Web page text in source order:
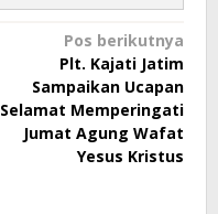
Pos berikutnya
Plt. Kajati Jatim
Sampaikan Ucapan
Selamat Memperingati
Jumat Agung Wafat
Yesus Kristus